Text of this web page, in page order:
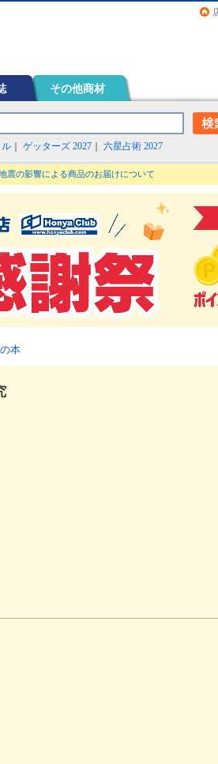
その他商材
ゲッターズ 2027 六星占術 2027
震の影響による商品のお届けについて
本